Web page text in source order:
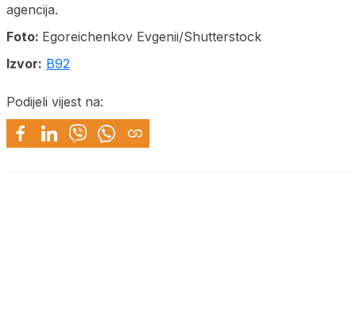
agencija.
Foto: Egoreichenkov Evgenii/Shutterstock
Izvor: B92
Podijeli vijest na: